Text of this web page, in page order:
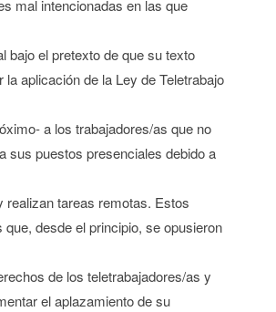
mal intencionadas en las que
bajo el pretexto de que su texto
la aplicación de la Ley de Teletrabajo
a los trabajadores/as que no
sus puestos presenciales debido a
realizan tareas remotas. Estos
desde el principio, se opusieron
de los teletrabajadores/as y
el aplazamiento de su